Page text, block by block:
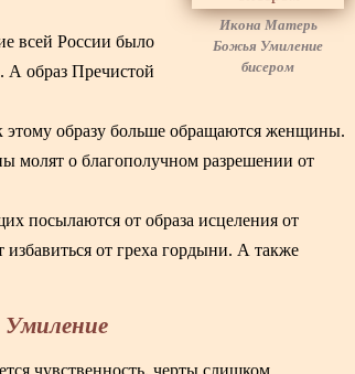
Икона Матерь
Божья Умиление
бисером
всей России было
А образ Пречистой
этому образу больше обращаются женщины.
молят о благополучном разрешении от
посылаются от образа исцеления от
избавиться от греха гордыни. А также
Умиление